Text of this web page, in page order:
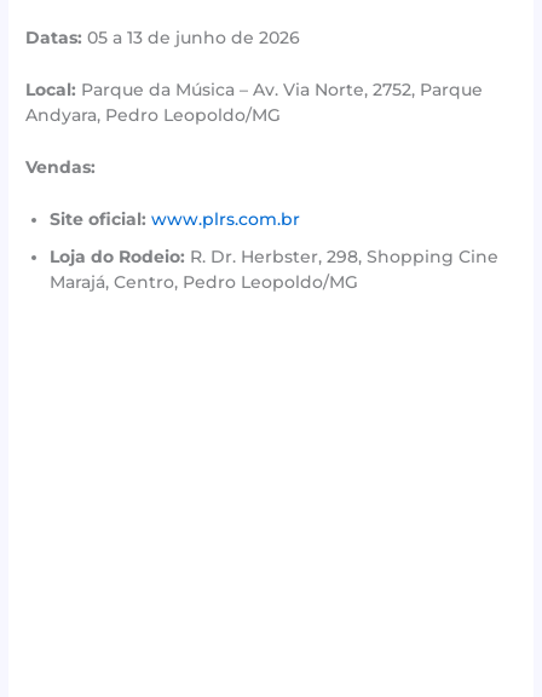
Datas: 05 a 13 de junho de 2026
Local: Parque da Música – Av. Via Norte, 2752, Parque
Andyara, Pedro Leopoldo/MG
Vendas:
Site oficial: www.plrs.com.br
Loja do Rodeio: R. Dr. Herbster, 298, Shopping Cine
Marajá, Centro, Pedro Leopoldo/MG